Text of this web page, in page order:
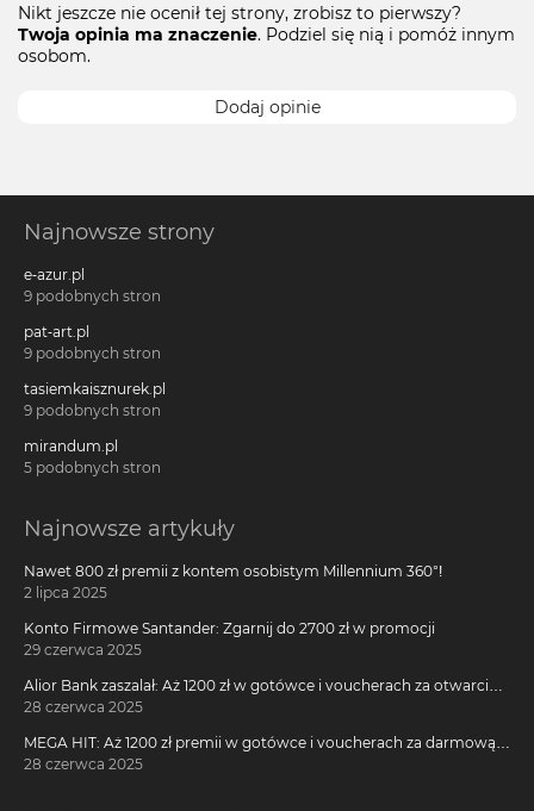
Nikt jeszcze nie ocenił tej strony, zrobisz to pierwszy?
Twoja opinia ma znaczenie. Podziel się nią i pomóż innym
osobom.
Dodaj opinie
Najnowsze strony
e-azur.pl
9 podobnych stron
pat-art.pl
9 podobnych stron
tasiemkaisznurek.pl
9 podobnych stron
mirandum.pl
5 podobnych stron
Najnowsze artykuły
Nawet 800 zł premii z kontem osobistym Millennium 360°!
2 lipca 2025
Konto Firmowe Santander: Zgarnij do 2700 zł w promocji
29 czerwca 2025
Alior Bank zaszalał: Aż 1200 zł w gotówce i voucherach za otwarcie
darmowego konta!
28 czerwca 2025
MEGA HIT: Aż 1200 zł premii w gotówce i voucherach za darmową
kartę kredytową Citi Simplicity
28 czerwca 2025